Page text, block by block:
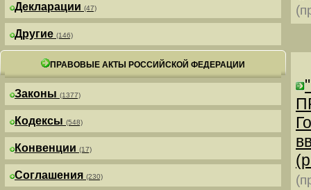
Декларации (47)
Другие (146)
ПРАВОВЫЕ АКТЫ РОССИЙСКОЙ ФЕДЕРАЦИИ
Законы (1377)
Кодексы (548)
Конвенции (17)
Соглашения (230)